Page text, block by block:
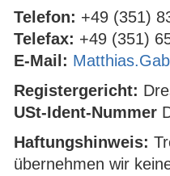
Telefon: +49 (351)
Telefax: +49 (351)
E-Mail:
Registergericht:
USt-Ident-Nummer
Haftungshinweis:
übernehmen wir